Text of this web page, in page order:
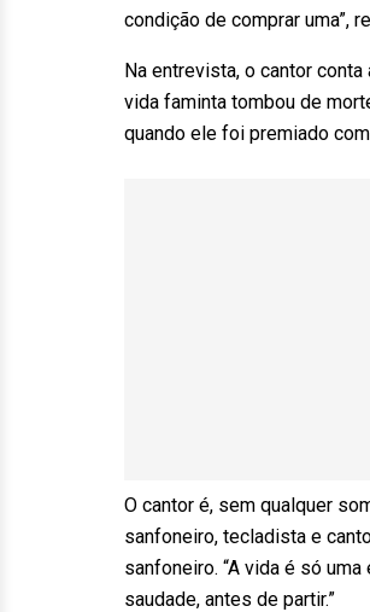
condição de comprar uma”,
Na entrevista, o cantor
vida faminta tombou de
quando ele foi premiado
O cantor é, sem qualquer
sanfoneiro, tecladista e
sanfoneiro. “A vida é só
saudade, antes de partir.”